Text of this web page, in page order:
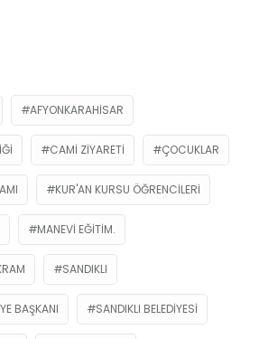
AFYONKARAHISAR
CAMI ZIYARETI ÇOCUKLAR
KUR'AN KURSU ÖĞRENCILERI
MANEVI EĞITIM.
SANDIKLI
BAŞKANI SANDIKLI BELEDIYESI